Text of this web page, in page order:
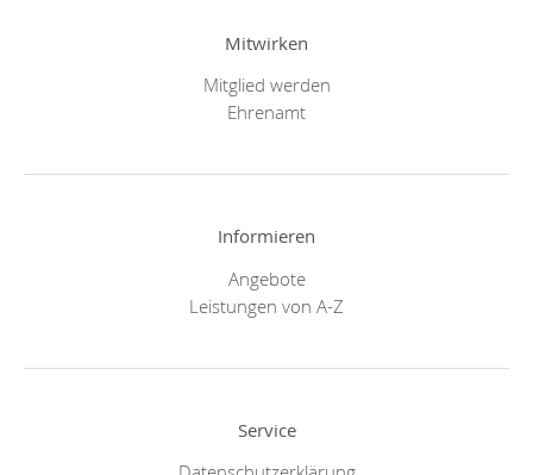
Mitwirken
Mitglied werden
Ehrenamt
Informieren
Angebote
Leistungen von A-Z
Service